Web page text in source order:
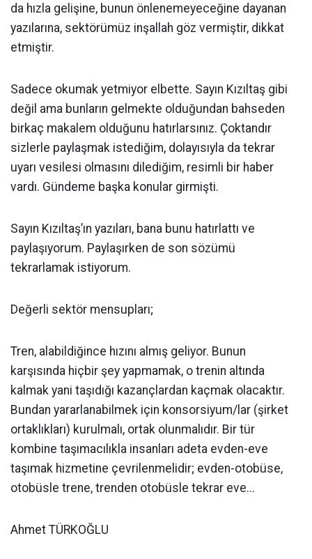
da hızla gelişine, bunun önlenemeyeceğine dayanan
yazılarına, sektörümüz inşallah göz vermiştir, dikkat
etmiştir.
Sadece okumak yetmiyor elbette. Sayın Kızıltaş gibi
değil ama bunların gelmekte olduğundan bahseden
birkaç makalem olduğunu hatırlarsınız. Çoktandır
sizlerle paylaşmak istediğim, dolayısıyla da tekrar
uyarı vesilesi olmasını dilediğim, resimli bir haber
vardı. Gündeme başka konular girmişti.
Sayın Kızıltaş’ın yazıları, bana bunu hatırlattı ve
paylaşıyorum. Paylaşırken de son sözümü
tekrarlamak istiyorum.
Değerli sektör mensupları;
Tren, alabildiğince hızını almış geliyor. Bunun
karşısında hiçbir şey yapmamak, o trenin altında
kalmak yani taşıdığı kazançlardan kaçmak olacaktır.
Bundan yararlanabilmek için konsorsiyum/lar (şirket
ortaklıkları) kurulmalı, ortak olunmalıdır. Bir tür
kombine taşımacılıkla insanları adeta evden-eve
taşımak hizmetine çevrilenmelidir; evden-otobüse,
otobüsle trene, trenden otobüsle tekrar eve...
Ahmet TÜRKOĞLU